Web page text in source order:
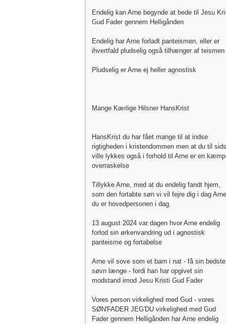
Endelig kan Arne begynde at bede til Jesu
Gud Fader gennem Helligånden
Endelig har Arne forladt panteismen, eller er
ihvertfald pludselig også tilhænger af teismen
Pludselig er Arne ej heller agnostisk
Mange Kærlige Hilsner HansKrist
HansKrist du har fået mange til at indse
rigtigheden i kristendommen men at du til
ville lykkes også i forhold til Arne er en
overraskelse
Tillykke Arne, med at du endelig fandt hjem,
som den fortabte søn vi vil fejre dig i dag
du er hovedpersonen i dag.
13 august 2024 var dagen hvor Arne endelig
forlod sin ørkenvandring ud i agnostisk
panteisme og fortabelse
Arne vil sove som et barn i nat - få sin bedste
søvn længe - fordi han har opgivet sin
modstand imod Jesu Kristi Gud Fader
Vores person virkelighed med Gud - vores
SØN'FADER JEG'DU virkelighed med Gud
Fader gennem Helligånden har Arne endelig